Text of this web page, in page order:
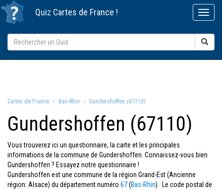
Quiz Cartes de France !
Cartes de France Bas-Rhin Gundershoffen (67110)
Gundershoffen (67110)
Vous trouverez ici un questionnaire, la carte et les principales
informations de la commune de Gundershoffen. Connaissez-vous bien
Gundershoffen ? Essayez notre questionnaire !
Gundershoffen est une commune de la région Grand-Est (Ancienne
région: Alsace) du département numéro 67(Bas-Rhin). Le code postal de